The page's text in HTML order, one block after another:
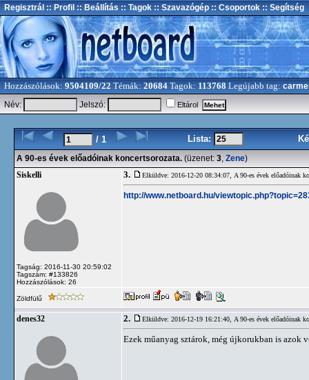
Regisztrál :: Profil :: Beállítás :: Tagok :: Szavazógép :: Csoportok :: Segítség
Hozzászólások: 9504109/22 Témák: 20684 Tagok: 113768 Legújabb tag:
Név:
Jelszó: Eltárol
/ 1 Lista:
A 90-es évek előadóinak koncertsorozata. (üzenet: 3, Zene)
Siskelli
Tagság: 2016-11-30 20:59:02
Tagszám: #133826
Hozzászólások: 26
3. Elküldve: 2016-12-20 08:34:07, A 90-es évek előadóinak
http://www.netboard.hu/
Zöldfülű
denes32 2. Elküldve: 2016-12-19 16:21:40, A 90-es évek előadóinak
Ezek műanyag sztárok, még újkorukban is azok